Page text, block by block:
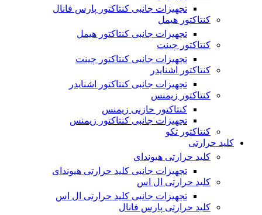
تجهیزات جانبی کنتاکتور پارس فانال
کنتاکتور هیمل
تجهیزات جانبی کنتاکتور هیمل
کنتاکتور چینت
تجهیزات جانبی کنتاکتور چینت
کنتاکتور اشنایدر
تجهیزات جانبی کنتاکتور اشنایدر
کنتاکتور زیمنس
کنتاکتور خازنی زیمنس
تجهیزات جانبی کنتاکتور زیمنس
کنتاکتور تکو
کلید حرارتی
کلید حرارتی هیوندای
تجهیزات جانبی کلید حرارتی هیوندای
کلید حرارتی ال اس
تجهیزات جانبی کلید حرارتی ال اس
کلید حرارتی پارس فانال